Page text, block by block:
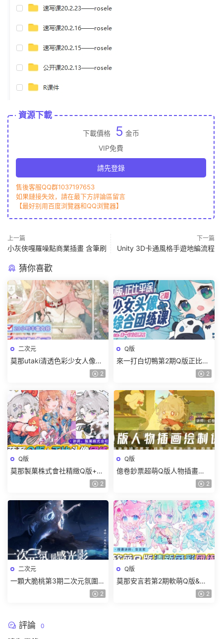
資源下載
下載價格 5 金币
VIP免費
請先登錄
售後客服QQ群1037197653
如果鏈接失效，請在最下方評論區留言
【最好别用百度浏覽器和QQ浏覽器】
上一篇
小灰俠嘎羅噪點商業插畫 含筆刷
下一篇
Unity 3D卡通風格手遊地編流程
猜你喜歡
二次元
莫那utaki清透色彩少女人像團
練2025【畫質高清隻有視頻】
2
Q版
來一打白切鴨第2期Q版正比平
2025【畫質高清有課件沒筆
刷】
2
Q版
莫那製菓株式會社精緻Q版+正
比頭像團練2024【畫質高清有
2
Q版
億卷鈔票超萌Q版人物插畫
2025【畫質高清隻有視頻】 2
二次元
一顆大脆桃第3期二次元氛圍感
光影特訓班2024【畫質高清隻
2
Q版
莫那安言若第2期軟萌Q版&清
新色彩團練2024【畫質高清有
2
評論 0